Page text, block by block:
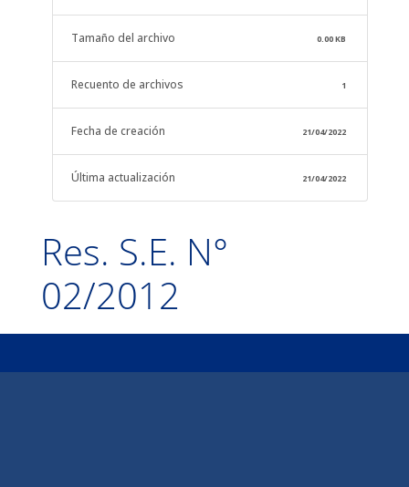
Tamaño del archivo 0.00 KB
Recuento de archivos 1
Fecha de creación 21/04/2022
Última actualización 21/04/2022
Res. S.E. N°
02/2012